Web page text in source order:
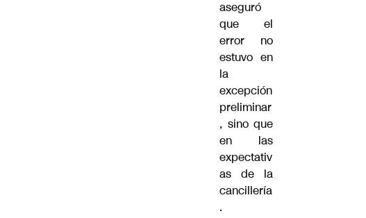
aseguró
que el
error no
estuvo en
la
excepción
preliminar
, sino que
en las
expectativ
as de la
cancillería
.